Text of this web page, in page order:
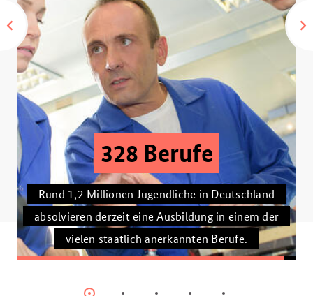
6.100 Anfragen
So oft haben sich andere Länder mit Fragen zum
Modell der dualen Ausbildung an das GOVET -
German Office for International Cooperation in
Vocational Education and Training seit seiner
Gründung gewandt.